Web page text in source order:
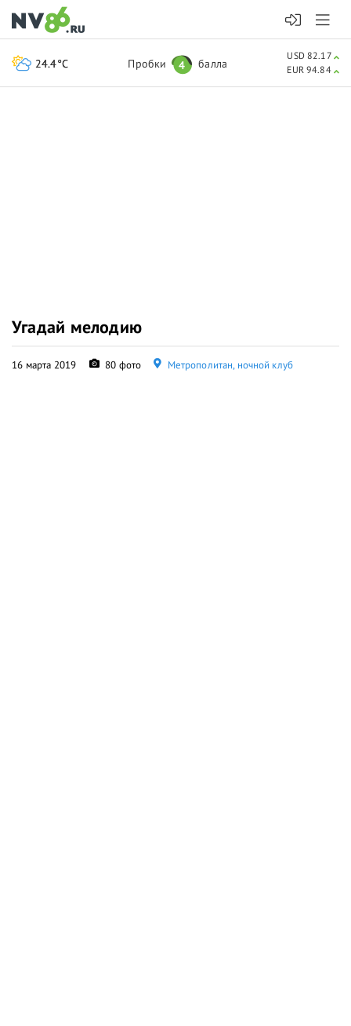
Угадай мелодию
16 марта 2019 80 фото Метрополитан, ночной клуб
24.4°C Пробки 4 балла
USD 82.17
EUR 94.84